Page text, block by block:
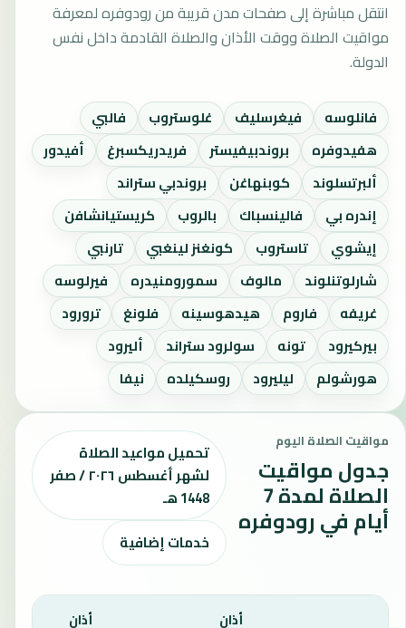
انتقل مباشرة إلى صفحات مدن قريبة من رودوفره لمعرفة
مواقيت الصلاة ووقت الأذان والصلاة القادمة داخل نفس
الدولة.
فانلوسه فيغرسليف غلوستروب
فالبي
هفيدوفره
بروندبيفيستر فريدريكسبرغ
أفيدور
ألبرتسلوند
كوبنهاغن
بروندبي ستراند
إندره بي
فالينسباك بالروب
كريستيانشافن
إيشوي
تاستروب كونغنز لينغبي
تارنبي
شارلوتنلوند
مالوف سمورومنيدره
فيرلوسه
غريفه
فاروم هيدهوسينه فلونغ
ترورود
بيركيرود
تونه سولرود ستراند
أليرود
هورشولم
ليليرود روسكيلده نيفا
مواقيت الصلاة اليوم
جدول مواقيت
الصلاة لمدة 7
أيام في رودوفره
تحميل مواعيد الصلاة
لشهر أغسطس ٢٠٢٦ / صفر
1448 هـ
خدمات إضافية
أذان
أذان